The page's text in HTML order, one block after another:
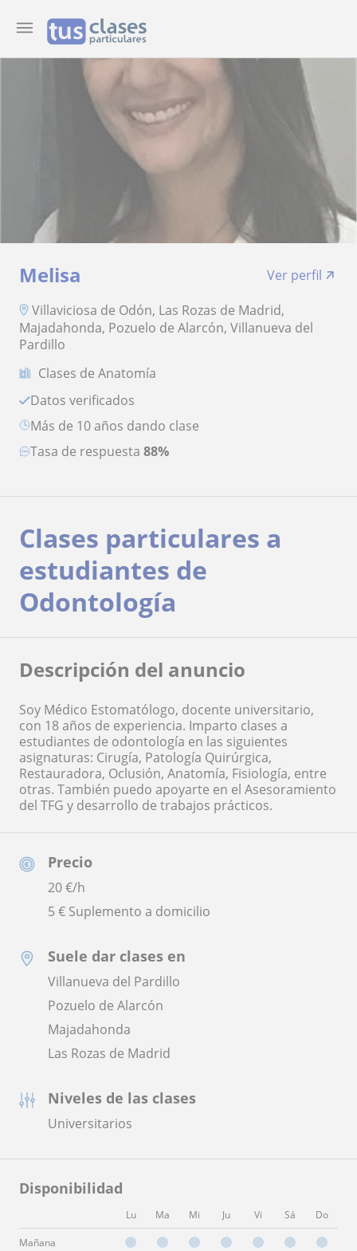
Melisa
Ver perfil
Villaviciosa de Odón, Las Rozas de Madrid,
Majadahonda, Pozuelo de Alarcón, Villanueva del
Pardillo
Clases de Anatomía
Datos verificados
más de 10 años dando clase
Tasa de respuesta 88%
Precio
20€/h
5 € Suplemento a domicilio
Suele dar clases en
Villanueva del Pardillo
Pozuelo de Alarcón
Majadahonda
Las Rozas de Madrid
Niveles de las clases
Universitarios
Disponibilidad
Lu Ma Mi Ju Vi Sá Do
Mañana
Clases particulares a
estudiantes de
Odontología
Descripción del anuncio
Soy Médico Estomatólogo, docente universitario,
con 18 años de experiencia. Imparto clases a
estudiantes de odontología en las siguientes
asignaturas: Cirugía, Patología Quirúrgica,
Restauradora, Oclusión, Anatomía, Fisiología, entre
otras. También puedo apoyarte en el Asesoramiento
del TFG y desarrollo de trabajos prácticos.